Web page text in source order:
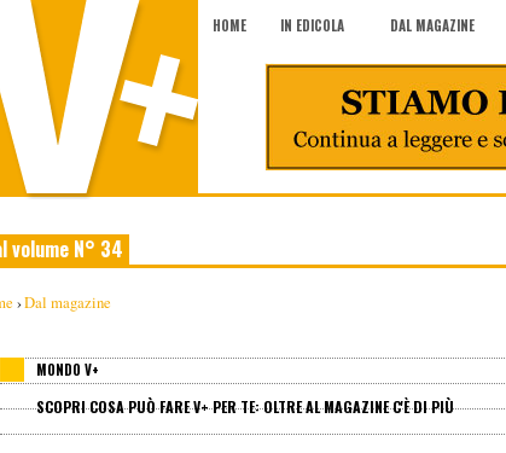
HOME IN EDICOLA DAL MAGAZINE
volume N° 34
›Dal magazine
MONDO V+
SCOPRI COSA PUÒ FARE V+ PER TE: OLTRE AL MAGAZINE C'È DI PIÙ